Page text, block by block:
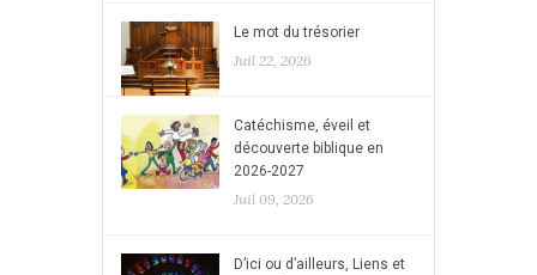
Le mot du trésorier
Juil 22, 2026
Catéchisme, éveil et
découverte biblique en
2026-2027
Juil 09, 2026
D’ici ou d’ailleurs, Liens et